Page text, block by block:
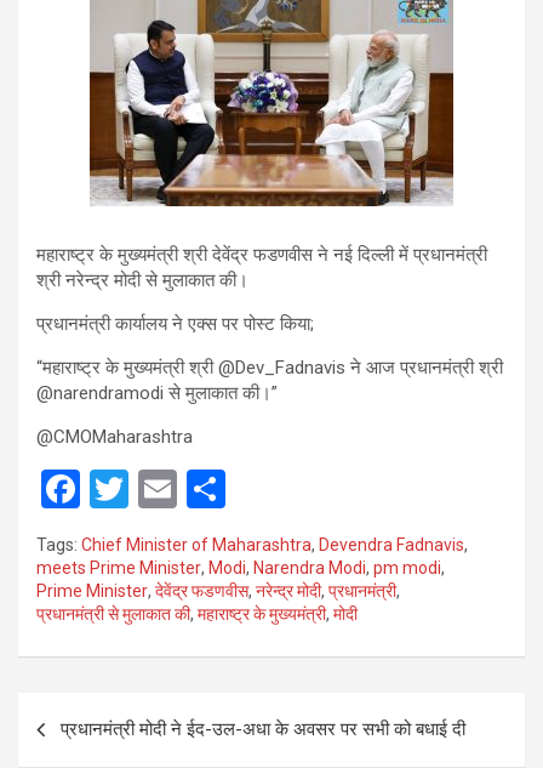
महाराष्ट्र के मुख्यमंत्री श्री देवेंद्र फडणवीस ने नई दिल्ली में प्रधानमंत्री
श्री नरेन्‍द्र मोदी से मुलाकात की।
प्रधानमंत्री कार्यालय ने एक्‍स पर पोस्ट किया;
“महाराष्ट्र के मुख्यमंत्री श्री @Dev_Fadnavis ने आज प्रधानमंत्री श्री
@narendramodi से मुलाकात की।”
@CMOMaharashtra
F
a
ce
b
o
k
T
wi
tt
er
E
m
ail
h
ar
e
Tags: Chief Minister of Maharashtra, Devendra Fadnavis,
meets Prime Minister, Modi, Narendra Modi, pm modi,
Prime Minister, देवेंद्र फडणवीस, नरेन्द्र मोदी, प्रधानमंत्री,
प्रधानमंत्री से मुलाकात की, महाराष्ट्र के मुख्यमंत्री, मोदी
navigation
प्रधानमंत्री मोदी ने ईद-उल-अधा के अवसर पर सभी को बधाई दी